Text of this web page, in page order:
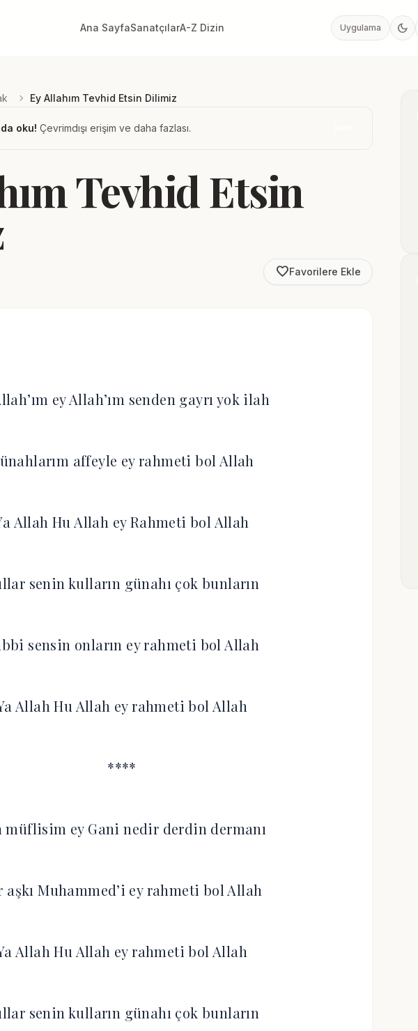
Ana SayfaSanatçılarA-Z Dizin Uygulama dark_mode
chevron_right Ey Allahım Tevhid Etsin Dilimiz
oku! Çevrimdışı erişim ve daha fazlası.
Tevhid Etsin
favorite_borderFavorilere Ekle
ey Allah’ım senden gayrı yok ilah
affeyle ey rahmeti bol Allah
Allah Hu Allah ey Rahmeti bol Allah
senin kulların günahı çok bunların
sensin onların ey rahmeti bol Allah
Allah Hu Allah ey rahmeti bol Allah
****
müflisim ey Gani nedir derdin dermanı
aşkı Muhammed’i ey rahmeti bol Allah
Allah Hu Allah ey rahmeti bol Allah
senin kulların günahı çok bunların